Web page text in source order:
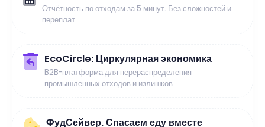
Отчётность по отходам за 5 минут. Без сложностей и
переплат
EcoCircle: Циркулярная экономика
B2B-платформа для перераспределения
промышленных отходов и излишков
ФудСейвер. Спасаем еду вместе